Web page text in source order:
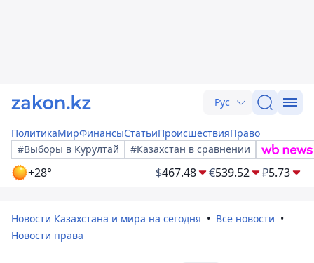
Рус
ПолитикаМирФинансыСтатьиПроисшествияПраво
#Выборы в Курултай
#Казахстан в сравнении
+28° $467.48 €539.52 ₽5.73
Новости Казахстана и мира на сегодня
Все новости
Новости права